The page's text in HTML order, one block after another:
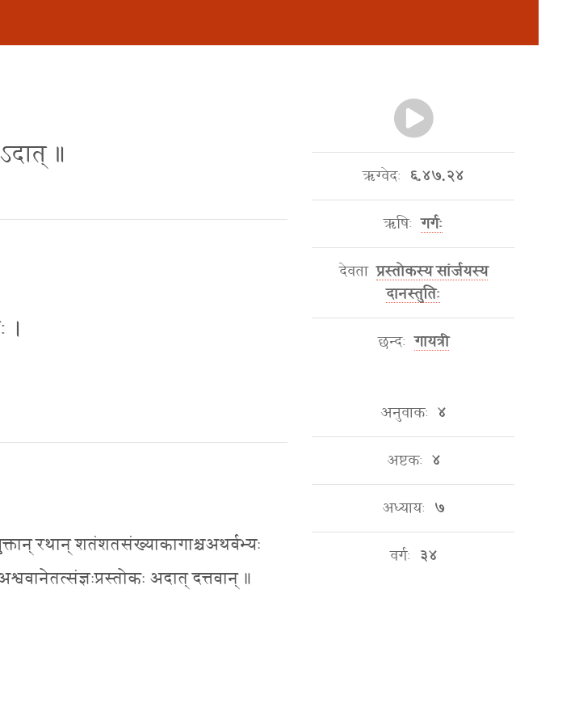
॥
।
रथान् शतंशतसंख्याकागाश्चअथर्वभ्यः
अदात् दत्तवान् ॥
ऋग्वेदः ६.४७.२४
ऋषिः गर्गः
देवता प्रस्तोकस्य सांर्जयस्य
दानस्तुतिः
छन्दः गायत्री
अनुवाकः ४
अष्टकः ४
अध्यायः ७
वर्गः ३४